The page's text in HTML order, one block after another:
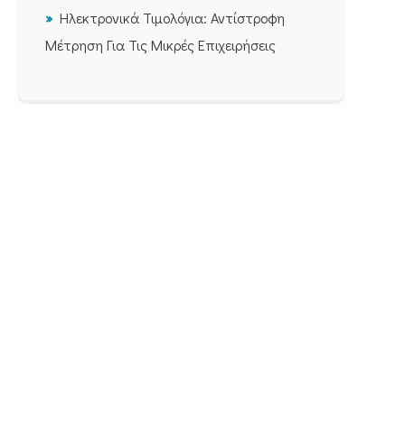
Ηλεκτρονικά Τιμολόγια: Αντίστροφη
Μέτρηση Για Τις Μικρές Επιχειρήσεις